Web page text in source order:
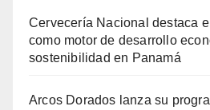
Cervecería Nacional destaca
como motor de desarrollo
sostenibilidad en Panamá
Arcos Dorados lanza su